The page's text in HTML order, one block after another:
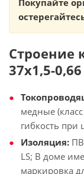
Покупайте
Строение
37х1,5-0,66
медные
гибкость при
Изоляция:
LS; В доме
маркировка